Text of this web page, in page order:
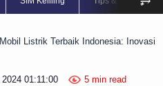
Mobil Listrik Terbaik Indonesia: Inovasi
01:11:00 5 min read